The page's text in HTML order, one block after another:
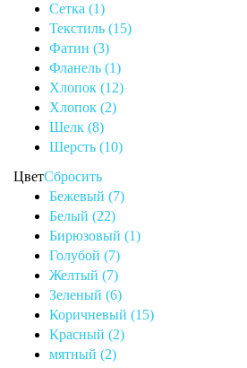
Сетка (1)
Текстиль (15)
Фатин (3)
Фланель (1)
Хлопок (12)
Хлопок (2)
Шелк (8)
Шерсть (10)
ЦветСбросить
Бежевый (7)
Белый (22)
Бирюзовый (1)
Голубой (7)
Желтый (7)
Зеленый (6)
Коричневый (15)
Красный (2)
мятный (2)